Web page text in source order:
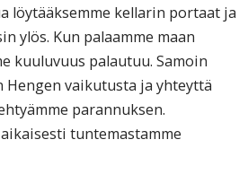
löytääksemme kellarin portaat ja
ylös. Kun palaamme maan
kuuluvuus palautuu. Samoin
Hengen vaikutusta ja yhteyttä
parannuksen.
tuntemastamme